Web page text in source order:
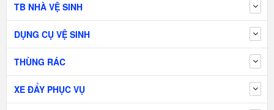
TB NHÀ VỆ SINH
DỤNG CỤ VỆ SINH
THÙNG RÁC
XE ĐẨY PHỤC VỤ